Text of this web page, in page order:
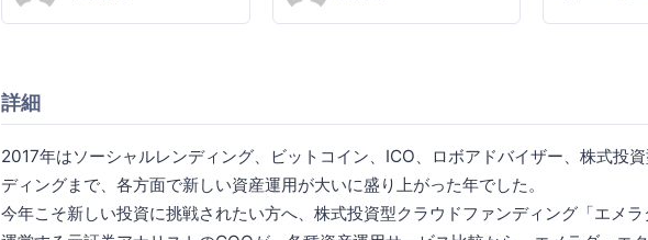
詳細
2017年はソーシャルレンディング、ビットコイン、ICO、ロボアドバイザー、株式投
ディングまで、各方面で新しい資産運用が大いに盛り上がった年でした。
今年こそ新しい投資に挑戦されたい方へ、株式投資型クラウドファンディング「エメ